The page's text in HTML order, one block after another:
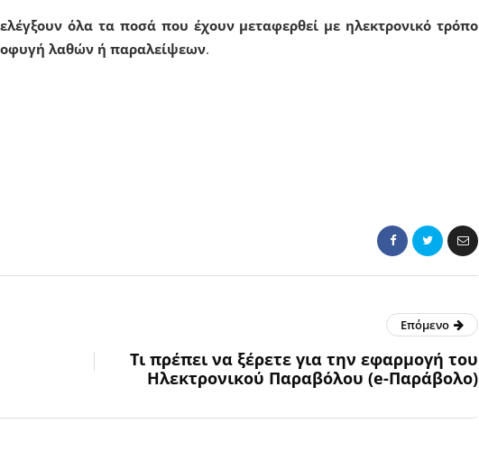
όλα τα ποσά που έχουν μεταφερθεί με ηλεκτρονικό τρόπο
λαθών ή παραλείψεων.
Επόμενο
Τι πρέπει να ξέρετε για την εφαρμογή του
Ηλεκτρονικού Παραβόλου (e-Παράβολο)